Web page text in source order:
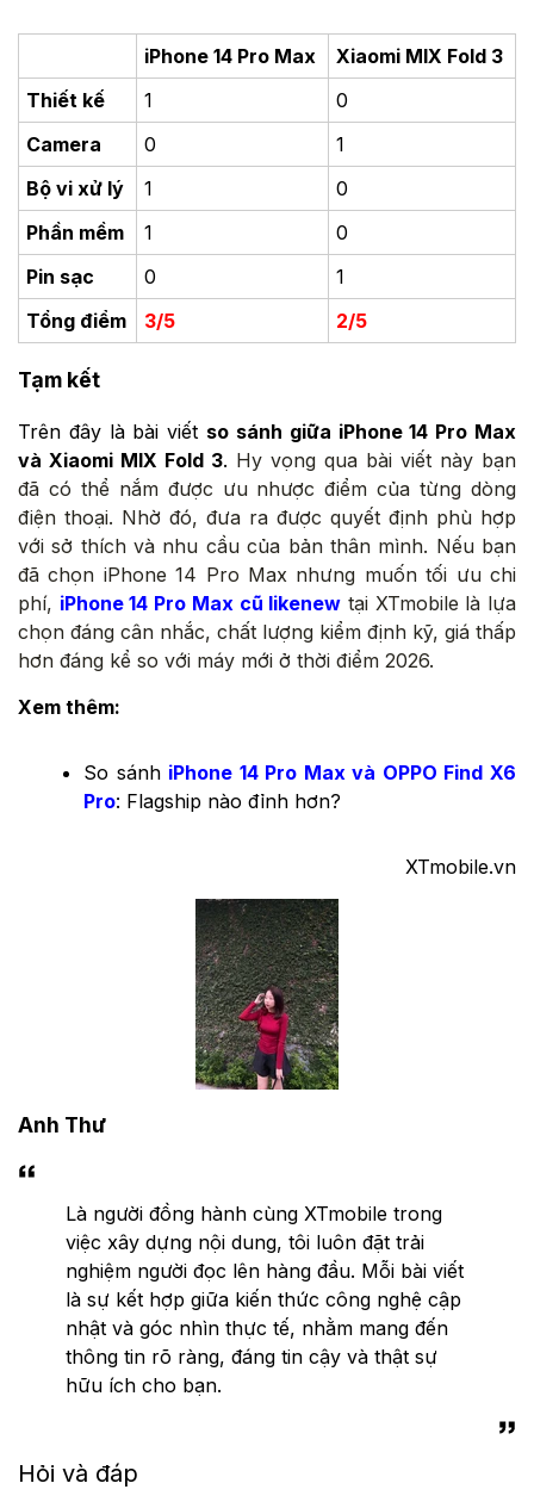
iPhone 14 Pro Max
Xiaomi MIX Fold 3
Thiết kế
1
0
Camera
0
1
Bộ vi xử lý
1
0
Phần mềm
1
0
Pin sạc
0
1
Tổng điểm
3/5 2/5
Tạm kết
Trên đây là bài viết so sánh giữa iPhone 14 Pro Max
và Xiaomi MIX Fold 3. Hy vọng qua bài viết này bạn
đã có thể nắm được ưu nhược điểm của từng dòng
điện thoại. Nhờ đó, đưa ra được quyết định phù hợp
với sở thích và nhu cầu của bản thân mình. Nếu bạn
đã chọn iPhone 14 Pro Max nhưng muốn tối ưu chi
phí, iPhone 14 Pro Max cũ likenew tại XTmobile là lựa
chọn đáng cân nhắc, chất lượng kiểm định kỹ, giá thấp
hơn đáng kể so với máy mới ở thời điểm 2026.
Xem thêm:
So sánh iPhone 14 Pro Max và OPPO Find X6
Pro: Flagship nào đỉnh hơn?
​XTmobile.vn
Anh Thư
Là người đồng hành cùng XTmobile trong
việc xây dựng nội dung, tôi luôn đặt trải
nghiệm người đọc lên hàng đầu. Mỗi bài viết
là sự kết hợp giữa kiến thức công nghệ cập
nhật và góc nhìn thực tế, nhằm mang đến
thông tin rõ ràng, đáng tin cậy và thật sự
hữu ích cho bạn.
Hỏi và đáp